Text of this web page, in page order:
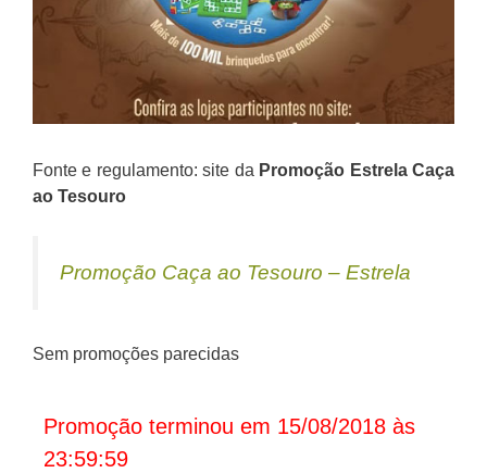
Fonte e regulamento: site da Promoção Estrela Caça
ao Tesouro
Promoção Caça ao Tesouro – Estrela
Sem promoções parecidas
Promoção terminou em 15/08/2018 às
23:59:59